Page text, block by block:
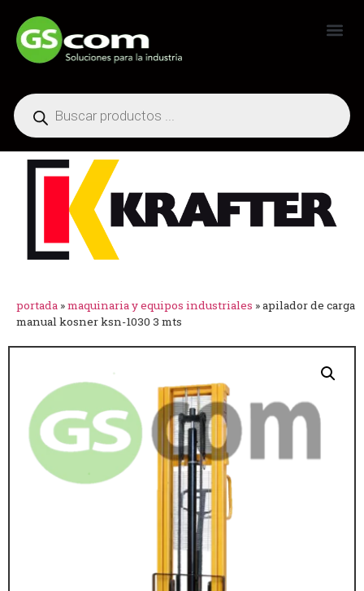
portada »maquinaria y equipos industriales »apilador de carga
manual kosner ksn-1030 3 mts